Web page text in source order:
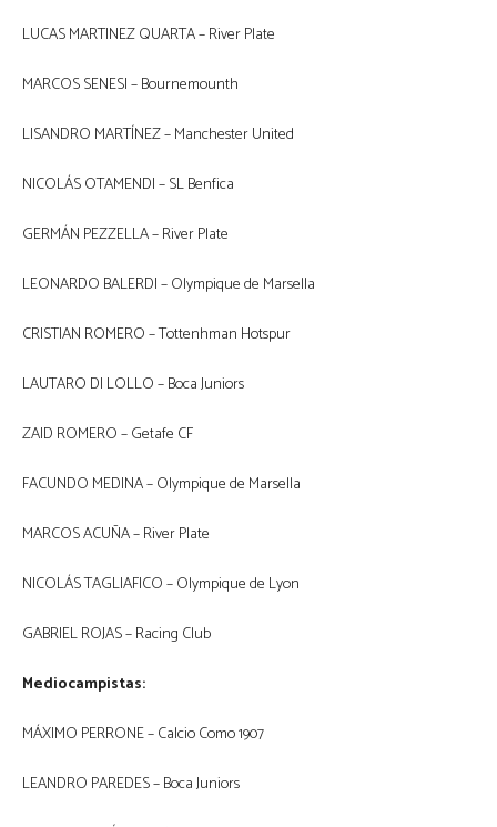
LUCAS MARTINEZ QUARTA – River Plate
MARCOS SENESI – Bournemounth
LISANDRO MARTÍNEZ – Manchester United
NICOLÁS OTAMENDI – SL Benfica
GERMÁN PEZZELLA – River Plate
LEONARDO BALERDI – Olympique de Marsella
CRISTIAN ROMERO – Tottenhman Hotspur
LAUTARO DI LOLLO – Boca Juniors
ZAID ROMERO – Getafe CF
FACUNDO MEDINA – Olympique de Marsella
MARCOS ACUÑA – River Plate
NICOLÁS TAGLIAFICO – Olympique de Lyon
GABRIEL ROJAS – Racing Club
Mediocampistas:
MÁXIMO PERRONE – Calcio Como 1907
LEANDRO PAREDES – Boca Juniors